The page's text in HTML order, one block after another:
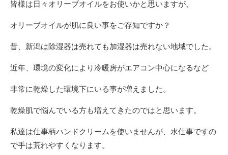
皆様は日々オリーブオイルをお使いかと思いますが、
オリーブオイルが肌に良い事をご存知ですか？
昔、新潟は除湿器は売れても加湿器は売れない地域でした。
近年、環境の変化により冷暖房がエアコン中心になるなど
非常に乾燥した環境下にいる事が増えました。
乾燥肌で悩んでいる方も増えてきたのではと思います。
私達は仕事柄ハンドクリームを使いませんが、水仕事ですの
で手は荒れやすくなります。